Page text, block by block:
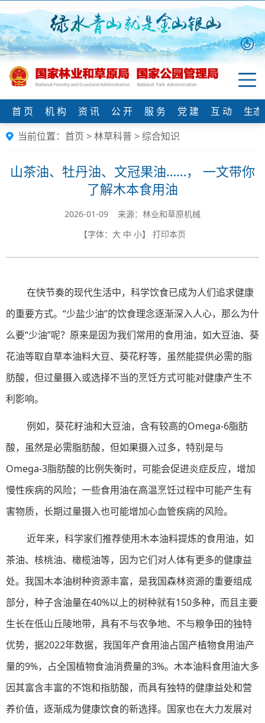
首 页 机 构 资 讯 公 开 服 务 党 建 互 动
生
当前位置： 首页 >林草科普>综合知识
山茶油、牡丹油、文冠果油……， 一文带你
了解木本食用油
2026-01-09 来源：林业和草原机械
【字体： 大 中 小】 打印本页
在快节奏的现代生活中，科学饮食已成为人们追求健康
的重要方式。“少盐少油”的饮食理念逐渐深入人心，那么为什
么要“少油”呢？原来是因为我们常用的食用油，如大豆油、葵
花油等取自草本油料大豆、葵花籽等，虽然能提供必需的脂
肪酸，但过量摄入或选择不当的烹饪方式可能对健康产生不
利影响。
例如，葵花籽油和大豆油，含有较高的Omega-6脂肪
酸，虽然是必需脂肪酸，但如果摄入过多，特别是与
Omega-3脂肪酸的比例失衡时，可能会促进炎症反应，增加
慢性疾病的风险；一些食用油在高温烹饪过程中可能产生有
害物质，长期过量摄入也可能增加心血管疾病的风险。
近年来，科学家们推荐使用木本油料提炼的食用油，如
茶油、核桃油、橄榄油等，因为它们对人体有更多的健康益
处。我国木本油树种资源丰富，是我国森林资源的重要组成
部分，种子含油量在40%以上的树种就有150多种，而且主要
生长在低山丘陵地带，具有不与农争地、不与粮争田的独特
优势，据2022年数据，我国年产食用油占国产植物食用油产
量的9%，占全国植物食油消费量的3%。木本油料食用油大多
因其富含丰富的不饱和指肪酸，而具有独特的健康益处和营
养价值，逐渐成为健康饮食的新选择。国家也在大力发展对